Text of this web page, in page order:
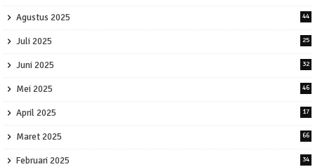
Agustus 2025 44
Juli 2025 25
Juni 2025 32
Mei 2025 46
April 2025 17
Maret 2025 66
Februari 2025 34